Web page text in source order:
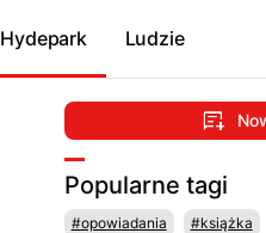
Hydepark Ludzie
Popularne tagi
#opowiadania #książka